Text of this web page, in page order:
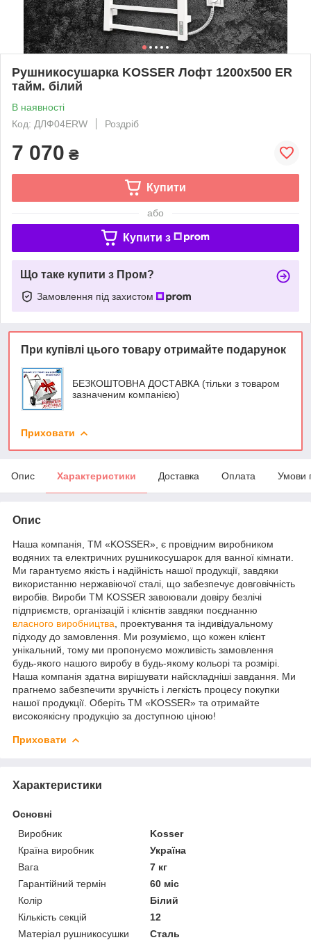
Рушникосушарка KOSSER Лофт 1200х500 ER
тайм. білий
В наявності
Код: ДЛФ04ERW
Роздріб
7 070 ₴
Купити
або
Купити з
Що таке купити з Пром?
Замовлення під захистом
При купівлі цього товару отримайте подарунок
БЕЗКОШТОВНА ДОСТАВКА (тільки з товаром
зазначеним компанією)
Приховати
Опис Характеристики Доставка Оплата Умови
Опис
Наша компанія, ТМ «KOSSER», є провідним виробником
водяних та електричних рушникосушарок для ванної кімнати.
Ми гарантуємо якість і надійність нашої продукції, завдяки
використанню нержавіючої сталі, що забезпечує довговічність
виробів. Вироби ТМ KOSSER завоювали довіру безлічі
підприємств, організацій і клієнтів завдяки поєднанню
власного виробництва , проектування та індивідуальному
підходу до замовлення. Ми розуміємо, що кожен клієнт
унікальний, тому ми пропонуємо можливість замовлення
будь-якого нашого виробу в будь-якому кольорі та розмірі.
Наша компанія здатна вирішувати найскладніші завдання. Ми
прагнемо забезпечити зручність і легкість процесу покупки
нашої продукції. Оберіть ТМ «KOSSER» та отримайте
високоякісну продукцію за доступною ціною!
Приховати
Характеристики
Основні
Виробник
Kosser
Країна виробник
Україна
Вага
7 кг
Гарантійний термін
60 міс
Колір
Білий
Кількість секцій
12
Матеріал рушникосушки
Сталь